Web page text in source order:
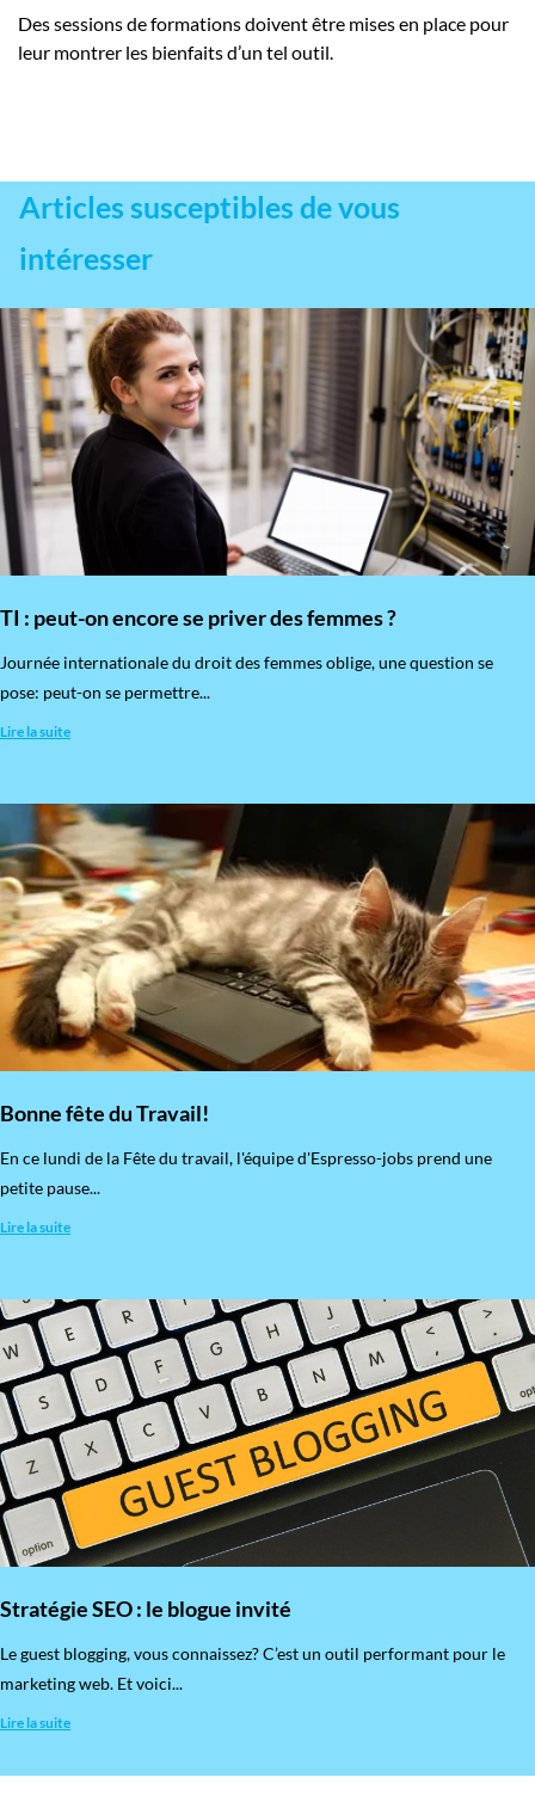
Des sessions de formations doivent être mises en place pour
leur montrer les bienfaits d’un tel outil.
Articles susceptibles de vous
intéresser
TI : peut-on encore se priver des femmes ?
​Journée internationale du droit des femmes oblige, une question se
pose: peut-on se permettre...
Lire la suite
Bonne fête du Travail!
En ce lundi de la Fête du travail, l'équipe d'Espresso-jobs prend une
petite pause...
Lire la suite
Stratégie SEO : le blogue invité
​Le guest blogging, vous connaissez? C’est un outil performant pour le
marketing web. Et voici...
Lire la suite